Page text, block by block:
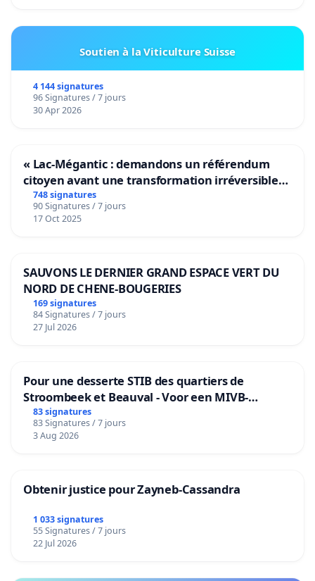
Soutien à la Viticulture Suisse
4 144 signatures
96 Signatures / 7 jours
30 Apr 2026
« Lac-Mégantic : demandons un référendum
citoyen avant une transformation irréversible
de notre territoire »
748 signatures
90 Signatures / 7 jours
17 Oct 2025
SAUVONS LE DERNIER GRAND ESPACE VERT DU
NORD DE CHENE-BOUGERIES
169 signatures
84 Signatures / 7 jours
27 Jul 2026
Pour une desserte STIB des quartiers de
Stroombeek et Beauval - Voor een MIVB-
bediening van de wijken Strombeek en Het
Voor
83 signatures
83 Signatures / 7 jours
3 Aug 2026
Obtenir justice pour Zayneb-Cassandra
1 033 signatures
55 Signatures / 7 jours
22 Jul 2026